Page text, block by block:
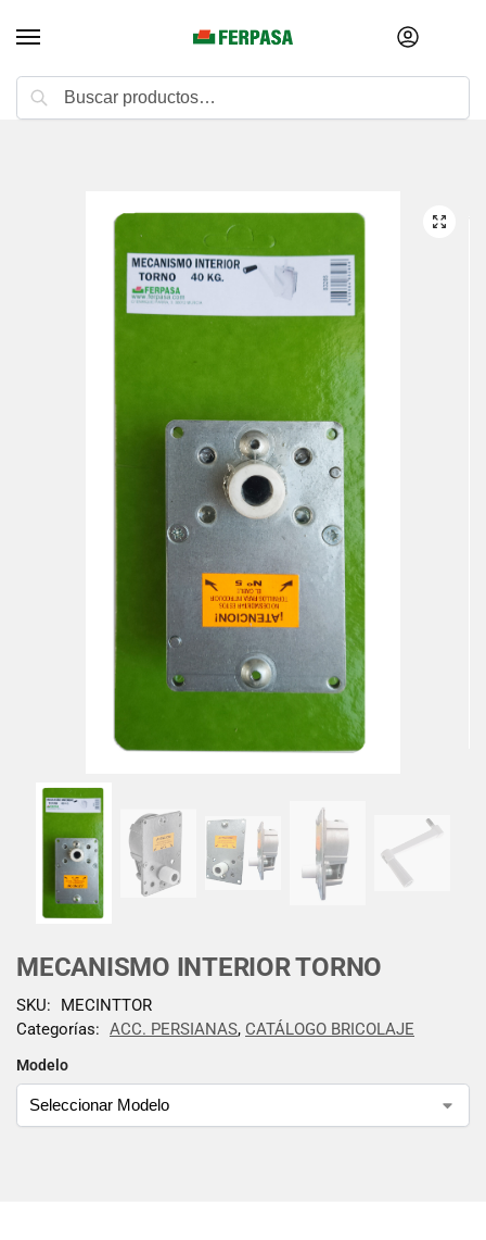
MECANISMO INTERIOR TORNO
Modelo
SKU:
MECINTTOR
Categorías: ACC. PERSIANAS, CATÁLOGO BRICOLAJE